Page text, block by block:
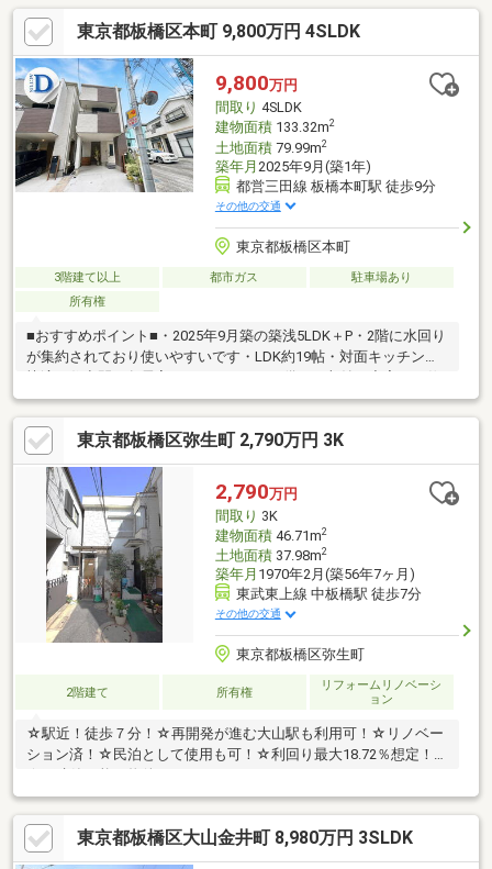
ンターホン、新調・ダウンライト新調、網戸一部貼替・ハウスク
リーニング・ベランダ塗装など【設備】・食器洗浄乾燥機・浄水
器・浴室暖房換気乾燥機・オートバス・シャワートイレ等【ＰＯ
ＩＮＴ】・前面は車通りが少なくお子様にも安心です・陽当たり
とプライバシーが守られる２階リビング♪・動線が良く、お部屋が
すっきり見える壁付けキッチン
東京都板橋区本町 9,800万円 4SLDK
9,800万円
間取り 4SLDK
建物面積133.32m2
土地面積79.99m2
築年月 2025年9月(築1年)
都営三田線 板橋本町駅 徒歩9分
その他の交通
東京都板橋区本町
3階建て以上 都市ガス
駐車場あり
所有権
■おすすめポイント■・2025年9月築の築浅5LDK＋P・2階に水回り
が集約されており使いやすいです・LDK約19帖・対面キッチンで
事帰りのご見学も大歓迎・探し始めのお客様、正しい家探しをお
伝えします＊ご来店頂きアンケート回答でギフトカードプレゼン
ト！■交通アクセス■・都営三田線【板橋本町】駅徒歩9分------------
--------お気軽に下記の《資料請求》又は《見学予約》ボタンをクリ
ック！又は大和アクタス 0120-105-111(通話無料)まで
東京都板橋区弥生町 2,790万円 3K
2,790万円
間取り 3K
建物面積46.71m2
土地面積37.98m2
築年月 1970年2月(築56年7ヶ月)
東武東上線 中板橋駅 徒歩7分
その他の交通
東京都板橋区弥生町
2階建て 所有権
リフォームリノベーシ
ョン
☆駅近！徒歩７分！☆再開発が進む大山駅も利用可！☆リノベー
ション済！☆民泊として使用も可！☆利回り最大18.72％想定！
東京都板橋区大山金井町 8,980万円 3SLDK